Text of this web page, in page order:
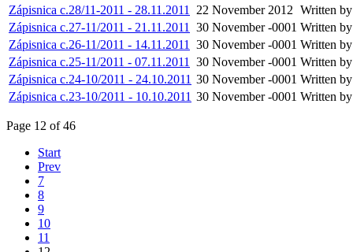
Zápisnica c.28/11-2011 - 28.11.2011
22 November 2012 Written
Zápisnica c.27-11/2011 - 21.11.2011
30 November -0001 Written
Zápisnica c.26-11/2011 - 14.11.2011
30 November -0001 Written
Zápisnica c.25-11/2011 - 07.11.2011
30 November -0001 Written
Zápisnica c.24-10/2011 - 24.10.2011 30 November -0001 Written
Zápisnica c.23-10/2011 - 10.10.2011 30 November -0001 Written
Page 12 of 46
Start
Prev
7
8
9
10
11